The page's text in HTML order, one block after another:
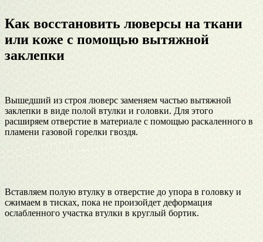
Как восстановить люверсы на ткани
или коже с помощью вытяжной
заклепки
Вышедший из строя люверс заменяем частью вытяжной
заклепки в виде полой втулки и головки. Для этого
расширяем отверстие в материале с помощью раскаленного в
пламени газовой горелки гвоздя.
Вставляем полую втулку в отверстие до упора в головку и
сжимаем в тисках, пока не произойдет деформация
ослабленного участка втулки в круглый бортик.